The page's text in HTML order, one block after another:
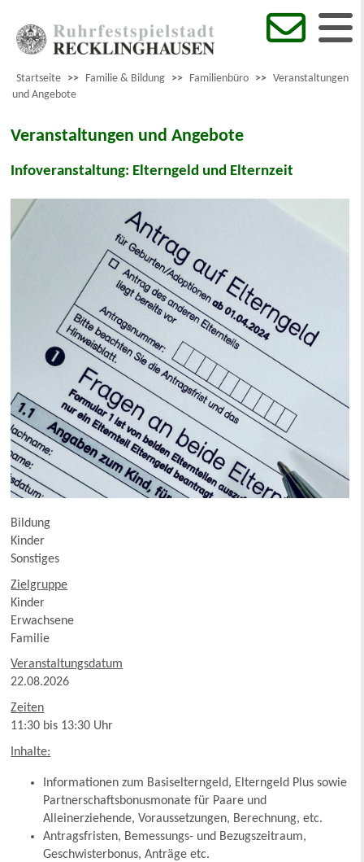
Startseite >> Familie & Bildung >> Familienbüro >> Veranstaltungen
und Angebote
Veranstaltungen und Angebote
Infoveranstaltung: Elterngeld und Elternzeit
Bildung
Kinder
Sonstiges
Zielgruppe
Kinder
Erwachsene
Familie
Veranstaltungsdatum
22.08.2026
Zeiten
11:30 bis 13:30 Uhr
Inhalte:
Informationen zum Basiselterngeld, Elterngeld Plus sowie
Partnerschaftsbonusmonate für Paare und
Alleinerziehende, Voraussetzungen, Berechnung, etc.
Antragsfristen, Bemessungs- und Bezugszeitraum,
Geschwisterbonus, Anträge etc.